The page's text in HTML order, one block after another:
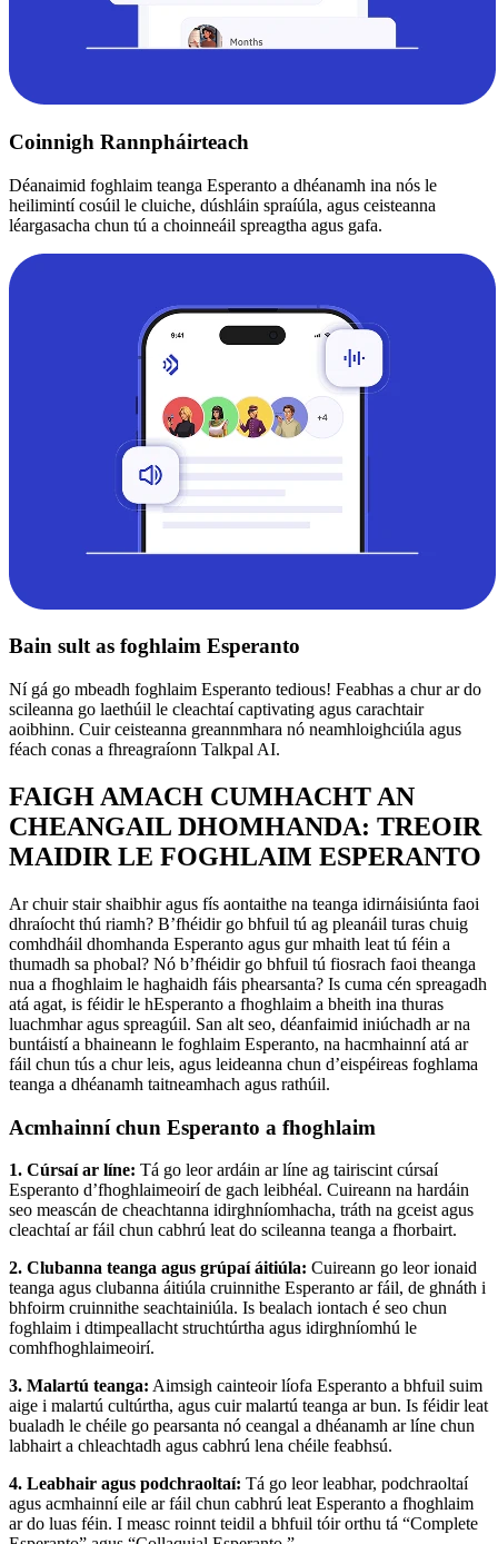
Coinnigh Rannpháirteach
Déanaimid foghlaim teanga Esperanto a dhéanamh ina nós le
heilimintí cosúil le cluiche, dúshláin spraíúla, agus ceisteanna
léargasacha chun tú a choinneáil spreagtha agus gafa.
Bain sult as foghlaim Esperanto
Ní gá go mbeadh foghlaim Esperanto tedious! Feabhas a chur ar do
scileanna go laethúil le cleachtaí captivating agus carachtair
aoibhinn. Cuir ceisteanna greannmhara nó neamhloighciúla agus
féach conas a fhreagraíonn Talkpal AI.
FAIGH AMACH CUMHACHT AN
CHEANGAIL DHOMHANDA: TREOIR
MAIDIR LE FOGHLAIM ESPERANTO
Ar chuir stair shaibhir agus fís aontaithe na teanga idirnáisiúnta faoi
dhraíocht thú riamh? B’fhéidir go bhfuil tú ag pleanáil turas chuig
comhdháil dhomhanda Esperanto agus gur mhaith leat tú féin a
thumadh sa phobal? Nó b’fhéidir go bhfuil tú fiosrach faoi theanga
nua a fhoghlaim le haghaidh fáis phearsanta? Is cuma cén spreagadh
atá agat, is féidir le hEsperanto a fhoghlaim a bheith ina thuras
luachmhar agus spreagúil. San alt seo, déanfaimid iniúchadh ar na
buntáistí a bhaineann le foghlaim Esperanto, na hacmhainní atá ar
fáil chun tús a chur leis, agus leideanna chun d’eispéireas foghlama
teanga a dhéanamh taitneamhach agus rathúil.
Acmhainní chun Esperanto a fhoghlaim
1. Cúrsaí ar líne: Tá go leor ardáin ar líne ag tairiscint cúrsaí
Esperanto d’fhoghlaimeoirí de gach leibhéal. Cuireann na hardáin
seo meascán de cheachtanna idirghníomhacha, tráth na gceist agus
cleachtaí ar fáil chun cabhrú leat do scileanna teanga a fhorbairt.
2. Clubanna teanga agus grúpaí áitiúla: Cuireann go leor ionaid
teanga agus clubanna áitiúla cruinnithe Esperanto ar fáil, de ghnáth i
bhfoirm cruinnithe seachtainiúla. Is bealach iontach é seo chun
foghlaim i dtimpeallacht struchtúrtha agus idirghníomhú le
comhfhoghlaimeoirí.
3. Malartú teanga: Aimsigh cainteoir líofa Esperanto a bhfuil suim
aige i malartú cultúrtha, agus cuir malartú teanga ar bun. Is féidir leat
bualadh le chéile go pearsanta nó ceangal a dhéanamh ar líne chun
labhairt a chleachtadh agus cabhrú lena chéile feabhsú.
4. Leabhair agus podchraoltaí: Tá go leor leabhar, podchraoltaí
agus acmhainní eile ar fáil chun cabhrú leat Esperanto a fhoghlaim
ar do luas féin. I measc roinnt teidil a bhfuil tóir orthu tá “Complete